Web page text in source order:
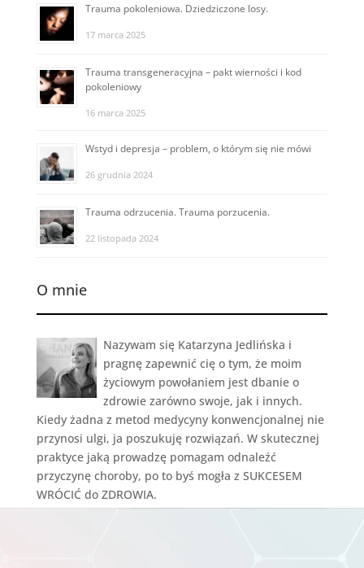
Trauma pokoleniowa. Dziedziczone losy.
17 marca 2025
Trauma transgeneracyjna – pakt wierności i kod
pokoleniowy
16 marca 2025
Wstyd i depresja – problem, o którym się nie mówi
26 grudnia 2024
Trauma odrzucenia. Trauma porzucenia.
22 listopada 2024
O mnie
Nazywam się Katarzyna Jedlińska i
pragnę zapewnić cię o tym, że moim
życiowym powołaniem jest dbanie o
zdrowie zarówno swoje, jak i innych.
Kiedy żadna z metod medycyny konwencjonalnej nie
przynosi ulgi, ja poszukuję rozwiązań. W skutecznej
praktyce jaką prowadzę pomagam odnaleźć
przyczynę choroby, po to byś mogła z SUKCESEM
WRÓCIĆ do ZDROWIA.